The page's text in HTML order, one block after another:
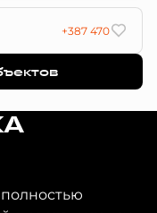
+387 470
полностью